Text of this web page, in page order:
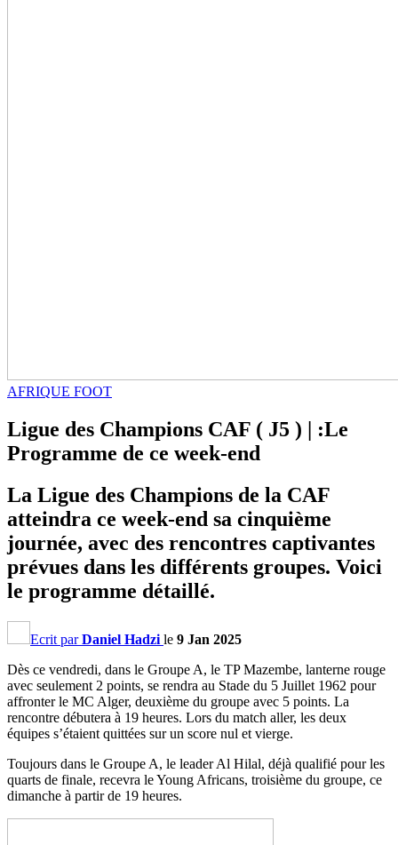
AFRIQUE FOOT
Ligue des Champions CAF ( J5 ) | :Le
Programme de ce week-end
La Ligue des Champions de la CAF
atteindra ce week-end sa cinquième
journée, avec des rencontres captivantes
prévues dans les différents groupes. Voici
le programme détaillé.
Ecrit parDaniel Hadzi le 9 Jan 2025
Dès ce vendredi, dans le Groupe A, le TP Mazembe, lanterne rouge
avec seulement 2 points, se rendra au Stade du 5 Juillet 1962 pour
affronter le MC Alger, deuxième du groupe avec 5 points. La
rencontre débutera à 19 heures. Lors du match aller, les deux
équipes s’étaient quittées sur un score nul et vierge.
Toujours dans le Groupe A, le leader Al Hilal, déjà qualifié pour les
quarts de finale, recevra le Young Africans, troisième du groupe, ce
dimanche à partir de 19 heures.